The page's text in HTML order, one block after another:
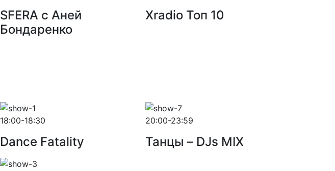
SFERA с Аней
Бондаренко
Xradio Топ 10
18:00-18:30
Dance Fatality
20:00-23:59
Танцы – DJs MIX